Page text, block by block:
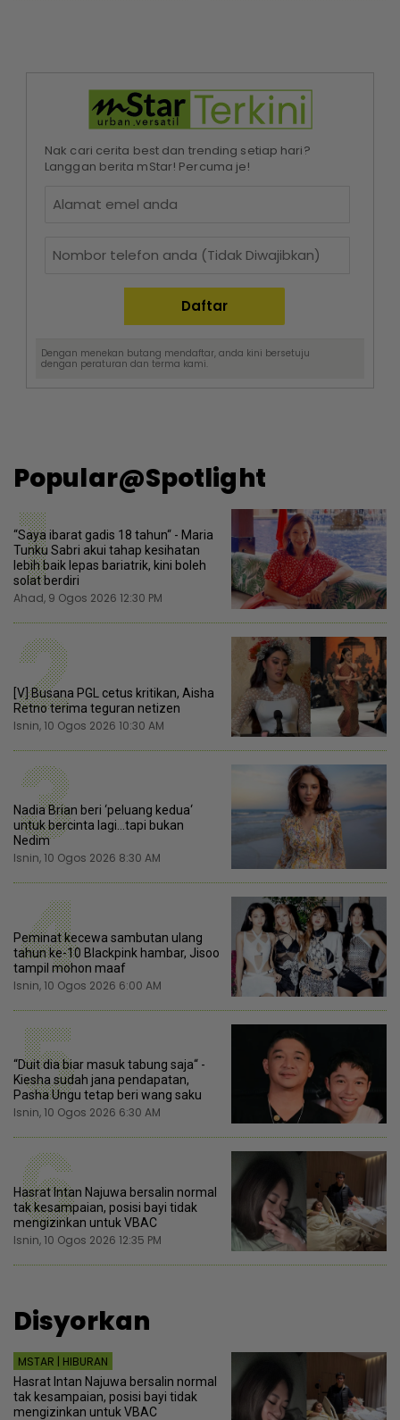
Nak cari cerita best dan trending setiap hari?
Langgan berita mStar! Percuma je!
Dengan menekan butang mendaftar, anda kini bersetuju
dengan peraturan dan terma kami.
Popular@Spotlight
1
“Saya ibarat gadis 18 tahun“ - Maria
Tunku Sabri akui tahap kesihatan
lebih baik lepas bariatrik, kini boleh
solat berdiri
Ahad, 9 Ogos 2026 12:30 PM
2
[V] Busana PGL cetus kritikan, Aisha
Retno terima teguran netizen
Isnin, 10 Ogos 2026 10:30 AM
3
Nadia Brian beri ‘peluang kedua‘
untuk bercinta lagi...tapi bukan
Nedim
Isnin, 10 Ogos 2026 8:30 AM
4
Peminat kecewa sambutan ulang
tahun ke-10 Blackpink hambar, Jisoo
tampil mohon maaf
Isnin, 10 Ogos 2026 6:00 AM
5
“Duit dia biar masuk tabung saja“ -
Kiesha sudah jana pendapatan,
Pasha Ungu tetap beri wang saku
Isnin, 10 Ogos 2026 6:30 AM
6
Hasrat Intan Najuwa bersalin normal
tak kesampaian, posisi bayi tidak
mengizinkan untuk VBAC
Isnin, 10 Ogos 2026 12:35 PM
Disyorkan
MSTAR | HIBURAN
Hasrat Intan Najuwa bersalin normal
tak kesampaian, posisi bayi tidak
mengizinkan untuk VBAC